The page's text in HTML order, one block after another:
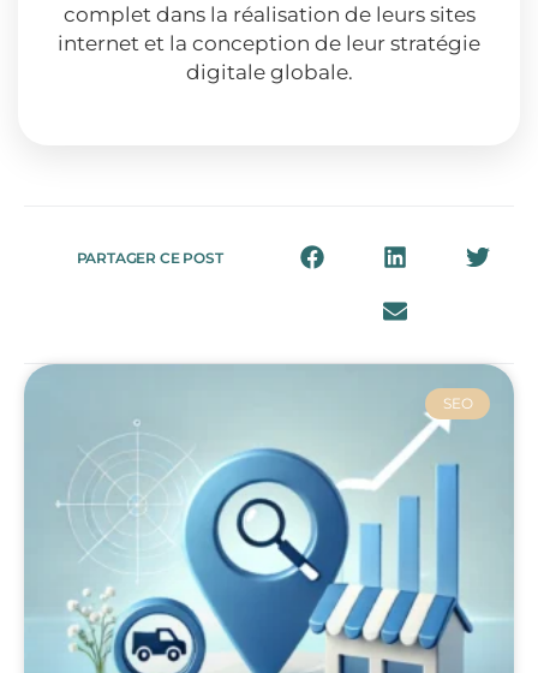
complet dans la réalisation de leurs sites
internet et la conception de leur stratégie
digitale globale.
PARTAGER CE POST
SEO